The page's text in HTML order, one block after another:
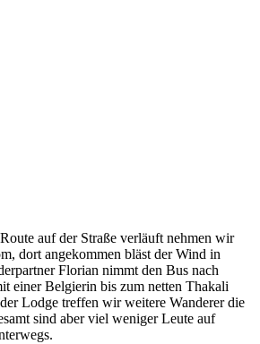
auf der Straße verläuft nehmen wir
dort angekommen bläst der Wind in
Florian nimmt den Bus nach
einer Belgierin bis zum netten Thakali
Lodge treffen wir weitere Wanderer die
sind aber viel weniger Leute auf